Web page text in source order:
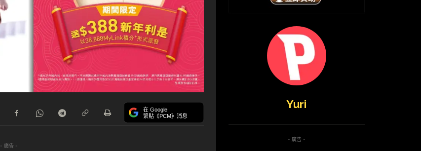
在 Google
緊貼《PCM》消息
- 廣告 -
Yuri
- 廣告 -